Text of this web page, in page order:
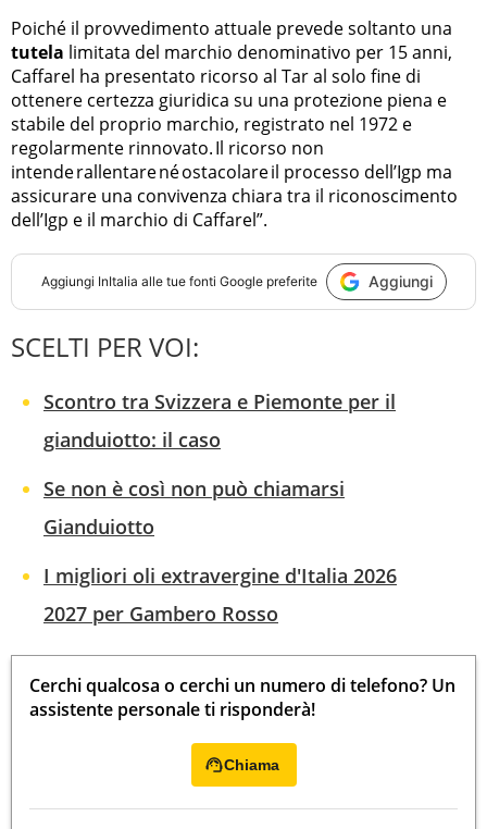
Poiché il provvedimento attuale prevede soltanto una
tutela limitata del marchio denominativo per 15 anni,
Caffarel ha presentato ricorso al Tar al solo fine di
ottenere certezza giuridica su una protezione piena e
stabile del proprio marchio, registrato nel 1972 e
regolarmente rinnovato. Il ricorso non
intende rallentare né ostacolare il processo dell’Igp ma
assicurare una convivenza chiara tra il riconoscimento
dell’Igp e il marchio di Caffarel”.
Aggiungi InItalia alle tue fonti Google preferite Aggiungi
SCELTI PER VOI:
Scontro tra Svizzera e Piemonte per il
gianduiotto: il caso
Se non è così non può chiamarsi
Gianduiotto
I migliori oli extravergine d'Italia 2026
2027 per Gambero Rosso
Cerchi qualcosa o cerchi un numero di telefono? Un
assistente personale ti risponderà!
Chiama